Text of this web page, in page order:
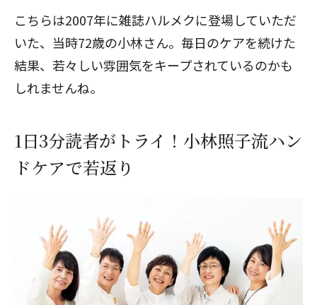
こちらは2007年に雑誌ハルメクに登場していただ
いた、当時72歳の小林さん。毎日のケアを続けた
結果、若々しい雰囲気をキープされているのかも
しれませんね。
1日3分読者がトライ！小林照子流ハン
ドケアで若返り